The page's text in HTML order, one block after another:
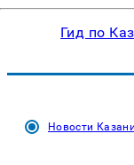
Гид по
Новости Казани